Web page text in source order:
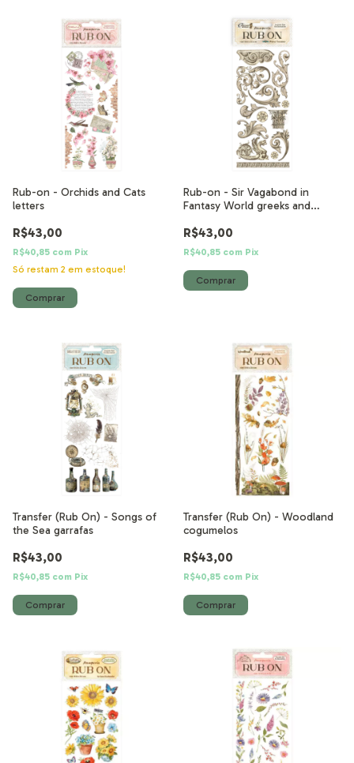
Rub-on - Orchids and Cats
letters
R$43,00
R$40,85 com Pix
Só restam 2 em estoque!
Rub-on - Sir Vagabond in
Fantasy World greeks and
R$43,00
R$40,85 com Pix
Transfer (Rub On) - Songs of
the Sea garrafas
R$43,00
R$40,85 com Pix
Transfer (Rub On) - Woodland
cogumelos
R$43,00
R$40,85 com Pix